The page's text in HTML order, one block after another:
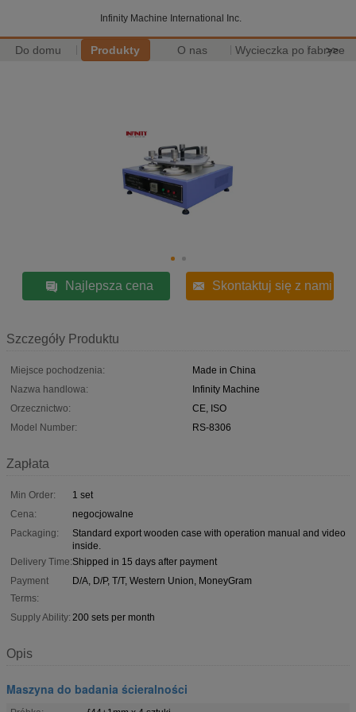
Infinity Machine International Inc.
Do domu Produkty O nas Wycieczka po fabryce
>>
Najlepsza cena Skontaktuj się z nami
Szczegóły Produktu
Miejsce pochodzenia:
Made in China
Nazwa handlowa:
Infinity Machine
Orzecznictwo:
CE, ISO
Model Number:
RS-8306
Zapłata
Min Order:
1 set
Cena:
negocjowalne
Packaging:
Standard export wooden case with operation manual and video
inside.
Delivery Time:Shipped in 15 days after payment
Payment
Terms:
D/A, D/P, T/T, Western Union, MoneyGram
Supply Ability: 200 sets per month
Opis
Maszyna do badania ścieralności